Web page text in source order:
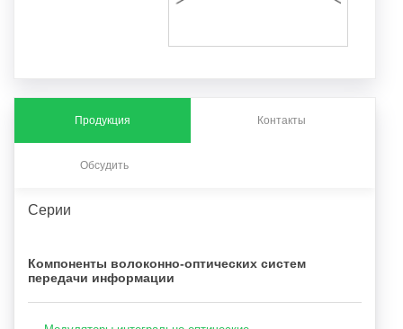
Продукция Контакты
Обсудить
Серии
Компоненты волоконно-оптических систем
передачи информации